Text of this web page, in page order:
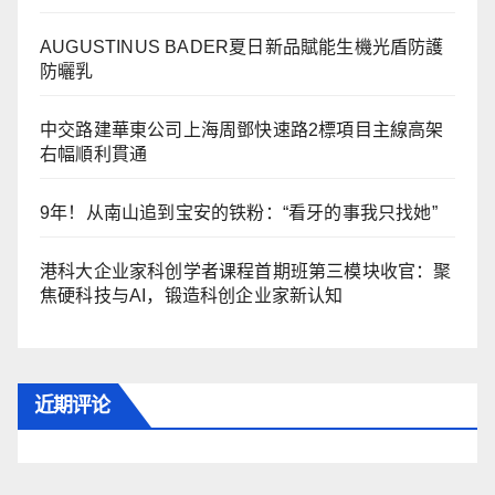
AUGUSTINUS BADER夏日新品賦能生機光盾防護
防曬乳
中交路建華東公司上海周鄧快速路2標項目主線高架
右幅順利貫通
9年！从南山追到宝安的铁粉：“看牙的事我只找她”
港科大企业家科创学者课程首期班第三模块收官：聚
焦硬科技与AI，锻造科创企业家新认知
近期评论